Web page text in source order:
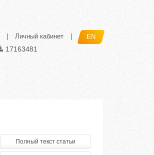
Личный кабинет EN
17163481
Полный текст статьи